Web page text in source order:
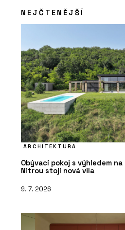
NEJČTENĚJŠÍ
ARCHITEKTURA
Obývací pokoj s výhledem
Nitrou stojí nová vila
9. 7. 2026